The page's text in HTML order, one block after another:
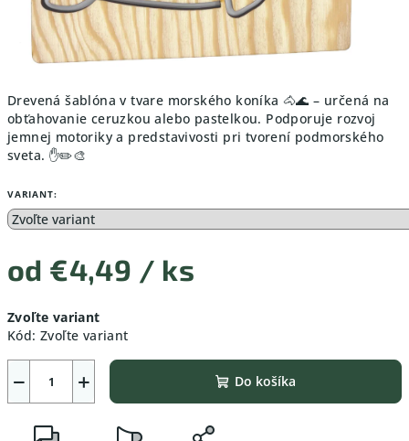
Drevená šablóna v tvare morského koníka 🐴🌊 – určená na
obťahovanie ceruzkou alebo pastelkou. Podporuje rozvoj
jemnej motoriky a predstavivosti pri tvorení podmorského
sveta. ✋✏️🎨
VARIANT:
od €4,49 / ks
cena:
Zvoľte variant
Kód: Zvoľte variant
+
− Do košíka